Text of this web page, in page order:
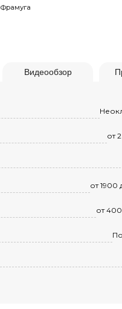
Фрамуга
Видеообзор
от
от 1900
от